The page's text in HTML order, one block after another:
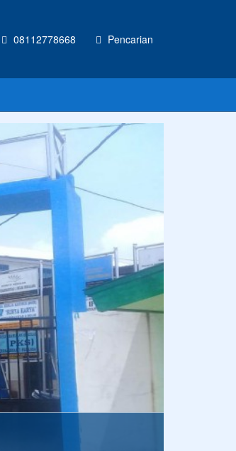
08112778668 Pencarian